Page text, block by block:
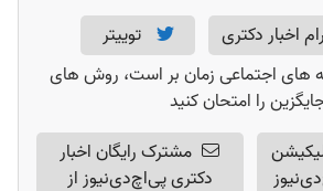
اخبار دکتری
توییتر
های اجتماعی زمان بر است، روش های
را امتحان کنید
مشترک رایگان اخبار
دکتری پی‌اچ‌دی‌نیوز از